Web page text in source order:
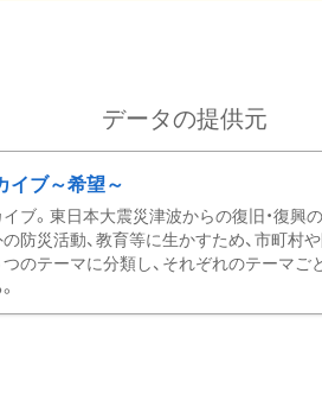
データの提供元
イブ～希望～
ブ。東日本大震災津波からの復旧・復興
防災活動、教育等に生かすため、市町村
のテーマに分類し、それぞれのテーマ